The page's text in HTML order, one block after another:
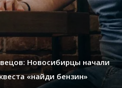
Новосибирцы начали
«найди бензин»